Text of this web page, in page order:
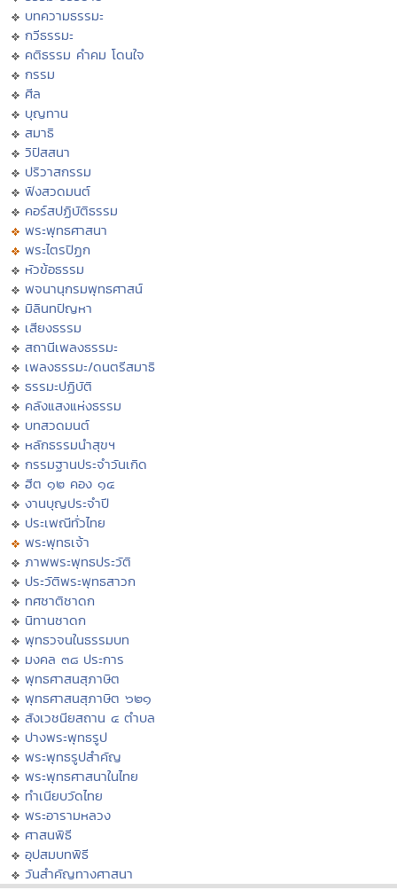
บทความธรรมะ
กวีธรรมะ
คติธรรม คำคม โดนใจ
กรรม
ศีล
บุญทาน
สมาธิ
วิปัสสนา
ปริวาสกรรม
ฟังสวดมนต์
คอร์สปฏิบัติธรรม
พระพุทธศาสนา
พระไตรปิฏก
หัวข้อธรรม
พจนานุกรมพุทธศาสน์
มิลินทปัญหา
เสียงธรรม
สถานีเพลงธรรมะ
เพลงธรรมะ/ดนตรีสมาธิ
ธรรมะปฏิบัติ
คลังแสงแห่งธรรม
บทสวดมนต์
หลักธรรมนำสุขฯ
กรรมฐานประจำวันเกิด
ฮีต ๑๒ คอง ๑๔
งานบุญประจำปี
ประเพณีทั่วไทย
พระพุทธเจ้า
ภาพพระพุทธประวัติ
ประวัติพระพุทธสาวก
ทศชาติชาดก
นิทานชาดก
พุทธวจนในธรรมบท
มงคล ๓๘ ประการ
พุทธศาสนสุภาษิต
พุทธศาสนสุภาษิต ๖๒๑
สังเวชนียสถาน ๔ ตำบล
ปางพระพุทธรูป
พระพุทธรูปสำคัญ
พระพุทธศาสนาในไทย
ทำเนียบวัดไทย
พระอารามหลวง
ศาสนพิธี
อุปสมบทพิธี
วันสำคัญทางศาสนา